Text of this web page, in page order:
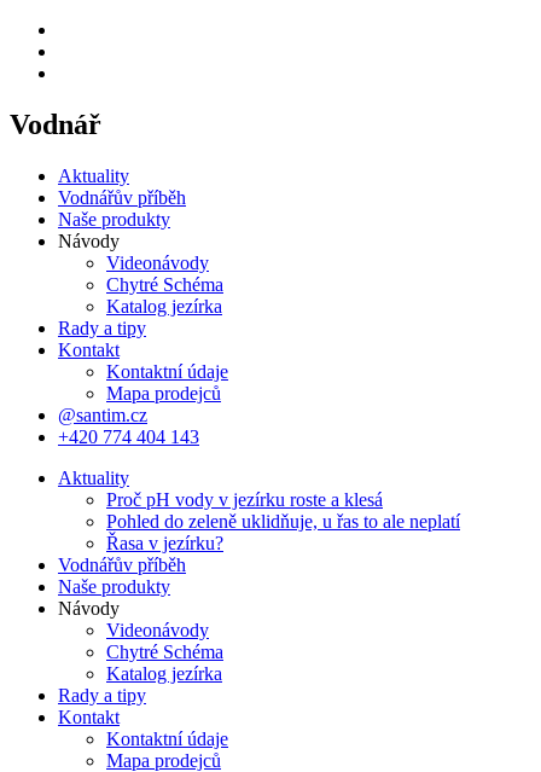
Vodnář
Aktuality
Vodnářův příběh
Naše produkty
Návody
Videonávody
Chytré Schéma
Katalog jezírka
Rady a tipy
Kontakt
Kontaktní údaje
Mapa prodejců
@santim.cz
+420 774 404 143
Aktuality
Proč pH vody v jezírku roste a klesá
Pohled do zeleně uklidňuje, u řas to ale neplatí
Řasa v jezírku?
Vodnářův příběh
Naše produkty
Návody
Videonávody
Chytré Schéma
Katalog jezírka
Rady a tipy
Kontakt
Kontaktní údaje
Mapa prodejců